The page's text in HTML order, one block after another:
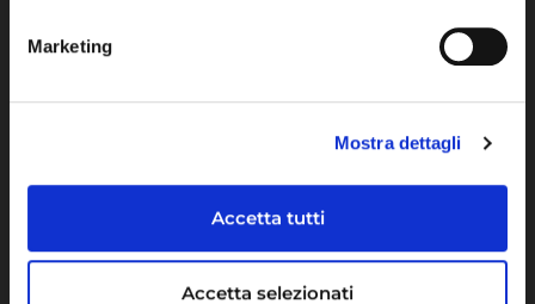
Marketing
Mostra dettagli
Accetta tutti
Accetta selezionati
Maps Habitat